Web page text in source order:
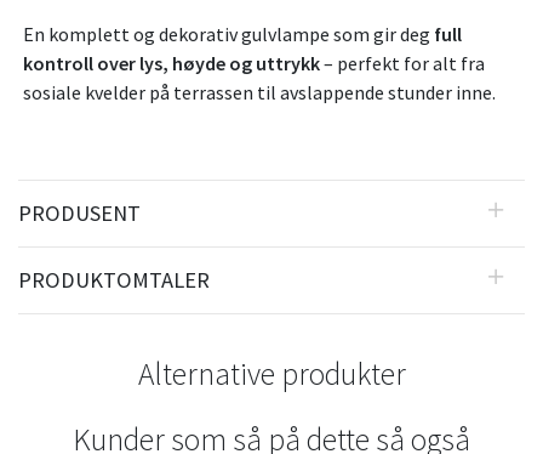
En komplett og dekorativ gulvlampe som gir deg full
kontroll over lys, høyde og uttrykk– perfekt for alt fra
sosiale kvelder på terrassen til avslappende stunder inne.
PRODUSENT
PRODUKTOMTALER
Alternative produkter
Kunder som så på dette så også